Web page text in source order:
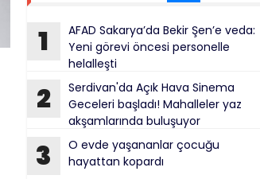
1
AFAD Sakarya’da Bekir Şen’e veda:
Yeni görevi öncesi personelle
helalleşti
2
Serdivan'da Açık Hava Sinema
Geceleri başladı! Mahalleler yaz
akşamlarında buluşuyor
3
O evde yaşananlar çocuğu
hayattan kopardı